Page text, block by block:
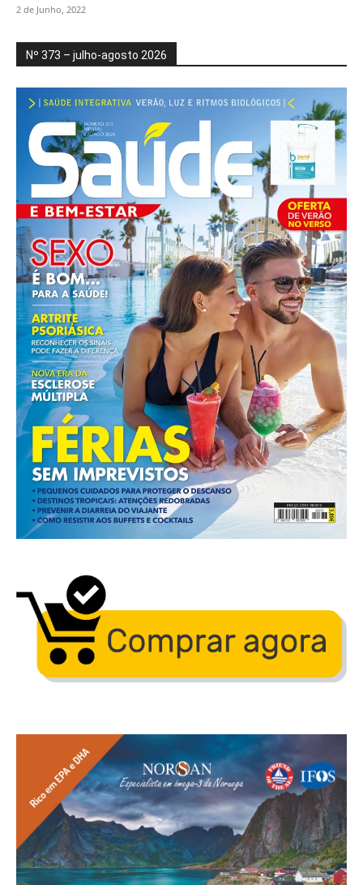
2 de Junho, 2022
Nº 373 – julho-agosto 2026